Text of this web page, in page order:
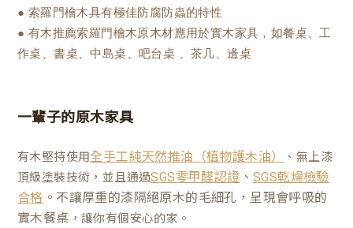
● 索羅門檜木具有極佳防腐防蟲的特性
● 有木推薦索羅門檜木原木材應用於實木家具，如餐桌、工
作桌、書桌、中島桌、吧台桌 、茶几、邊桌
一輩子的原木家具
有木堅持使用全手工純天然推油（植物護木油）
、無上漆
頂級塗裝技術，並且通過SGS零甲醛認證 、SGS乾燥檢驗
合格 。不讓厚重的漆隔絕原木的毛細孔，呈現會呼吸的
實木餐桌 ，讓你有個安心的家。